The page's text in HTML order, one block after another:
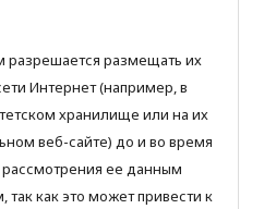
разрешается размещать их
Интернет (например, в
хранилище или на их
веб-сайте) до и во время
ее данным
так как это может привести к